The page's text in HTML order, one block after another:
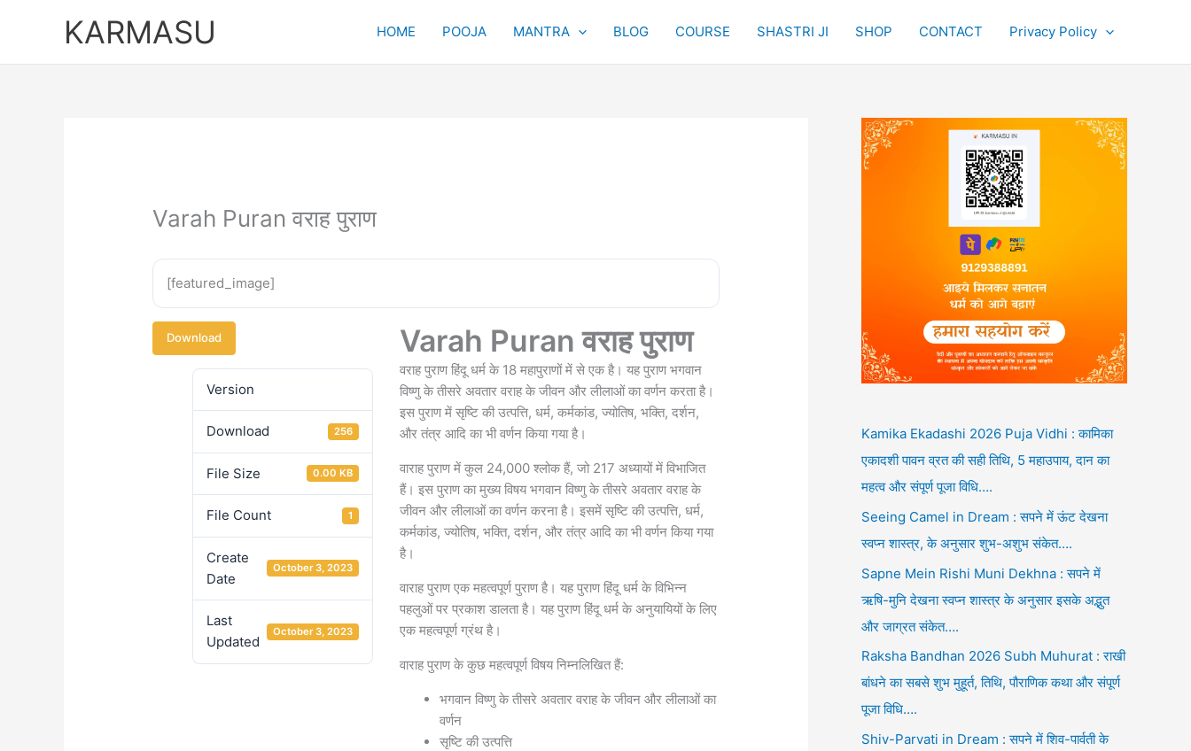
KARMASU HOME POOJA MANTRA BLOG COURSE SHASTRI JI SHOP CONTACT Privacy Policy
Varah Puran वराह पुराण
[featured_image]
Download
Version
Download 256
File Size 0.00 KB
File Count 1
Create
Date
October 3, 2023
Last
Updated
October 3, 2023
Varah Puran वराह पुराण
वराह पुराण हिंदू धर्म के 18 महापुराणों में से एक है। यह पुराण भगवान
विष्णु के तीसरे अवतार वराह के जीवन और लीलाओं का वर्णन करता है।
इस पुराण में सृष्टि की उत्पत्ति, धर्म, कर्मकांड, ज्योतिष, भक्ति, दर्शन,
और तंत्र आदि का भी वर्णन किया गया है।
वाराह पुराण में कुल 24,000 श्लोक हैं, जो 217 अध्यायों में विभाजित
हैं। इस पुराण का मुख्य विषय भगवान विष्णु के तीसरे अवतार वराह के
जीवन और लीलाओं का वर्णन करना है। इसमें सृष्टि की उत्पत्ति, धर्म,
कर्मकांड, ज्योतिष, भक्ति, दर्शन, और तंत्र आदि का भी वर्णन किया गया
है।
वाराह पुराण एक महत्वपूर्ण पुराण है। यह पुराण हिंदू धर्म के विभिन्न
पहलुओं पर प्रकाश डालता है। यह पुराण हिंदू धर्म के अनुयायियों के लिए
एक महत्वपूर्ण ग्रंथ है।
वाराह पुराण के कुछ महत्वपूर्ण विषय निम्नलिखित हैं:
भगवान विष्णु के तीसरे अवतार वराह के जीवन और लीलाओं का
वर्णन
सृष्टि की उत्पत्ति
Kamika Ekadashi 2026 Puja Vidhi : कामिका
एकादशी पावन व्रत की सही तिथि, 5 महाउपाय, दान का
महत्व और संपूर्ण पूजा विधि….
Seeing Camel in Dream : सपने में ऊंट देखना
स्वप्न शास्त्र, के अनुसार शुभ-अशुभ संकेत….
Sapne Mein Rishi Muni Dekhna : सपने में
ऋषि-मुनि देखना स्वप्न शास्त्र के अनुसार इसके अद्भुत
और जाग्रत संकेत….
Raksha Bandhan 2026 Subh Muhurat : राखी
बांधने का सबसे शुभ मुहूर्त, तिथि, पौराणिक कथा और संपूर्ण
पूजा विधि….
Shiv-Parvati in Dream : सपने में शिव-पार्वती के